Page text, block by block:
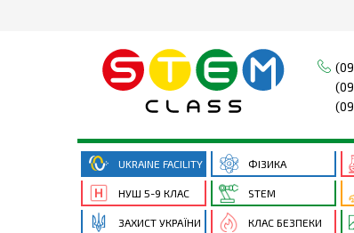
UKRAINE FACILITY ФІЗИКА
НУШ 5-9 КЛАС
STEM
ЗАХИСТ УКРАЇНИ КЛАС БЕЗПЕКИ